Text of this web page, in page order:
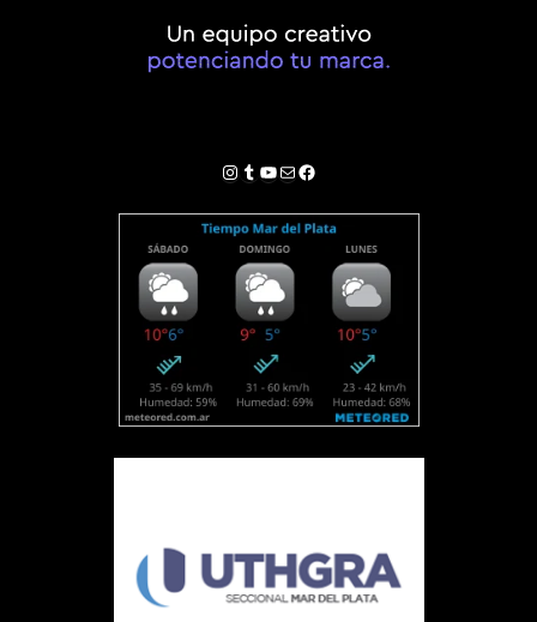
Instagram
Tumblr
YouTube
Correo electrónico
Facebook